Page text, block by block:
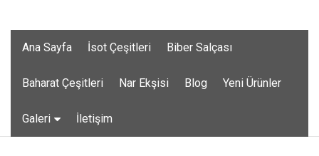
Ana Sayfa İsot Çeşitleri Biber Salçası
Baharat Çeşitleri Nar Ekşisi Blog Yeni Ürünler
Galeri İletişim